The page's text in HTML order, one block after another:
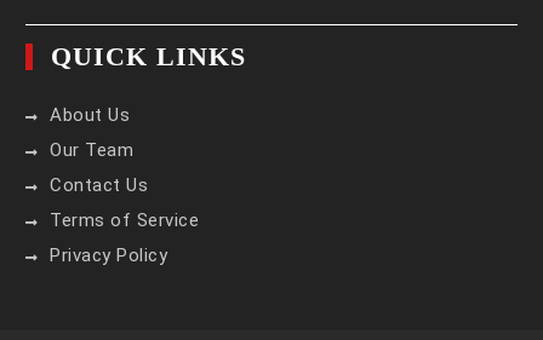
QUICK LINKS
About Us
Our Team
Contact Us
Terms of Service
Privacy Policy